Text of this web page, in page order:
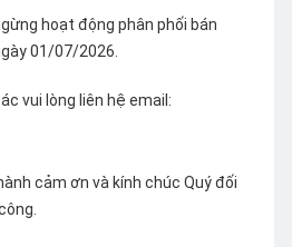
hoạt động phân phối bán
01/07/2026.
vui lòng liên hệ email:
cảm ơn và kính chúc Quý đối